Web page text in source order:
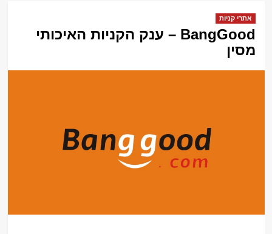
אתרי קניות
BangGood – ענק הקניות האיכותי
מסין